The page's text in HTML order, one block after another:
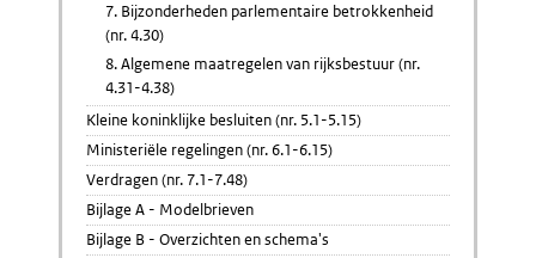
7. Bijzonderheden parlementaire betrokkenheid
(nr. 4.30)
8. Algemene maatregelen van rijksbestuur (nr.
4.31-4.38)
Kleine koninklijke besluiten (nr. 5.1-5.15)
Ministeriële regelingen (nr. 6.1-6.15)
Verdragen (nr. 7.1-7.48)
Bijlage A - Modelbrieven
Bijlage B - Overzichten en schema's